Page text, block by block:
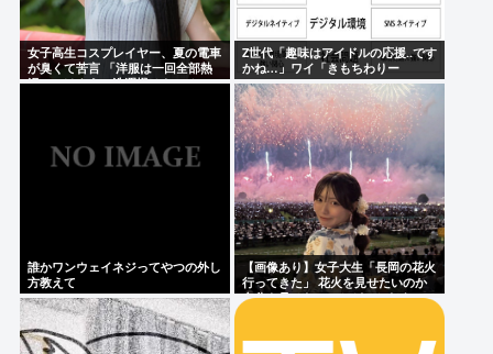
【画像】この兎のアイドルvtuberさん
「あの、ナメてます？さっきから」ショートスリー
パー・堀大輔氏が高須幹弥氏にブチギレ
Powered by livedoor 相互RSS
女子高生コスプレイヤー、夏の電車
が臭くて苦言 「洋服は一回全部熱
湯につけよう！洗濯機はキッチンハ
Z世代「趣味はアイドルの応援‥です
かね…」ワイ「きもちわりー
www」
誰かワンウェイネジってやつの外し
方教えて
【画像あり】女子大生「長岡の花火
行ってきた」 花火を見せたいのか
自分を見せたいのかどっちだよ！